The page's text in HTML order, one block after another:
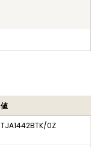
値
TJA1442BTK/0Z